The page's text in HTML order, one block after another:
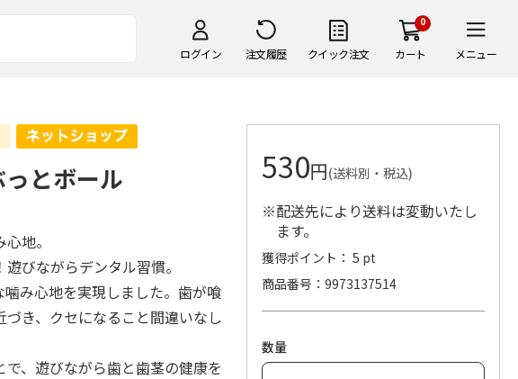
ログイン 注文履歴 クイック注文
0
カート メニュー
とボール
地。
びながらデンタル習慣。
み心地を実現しました。歯が喰
き、クセになること間違いなし
、遊びながら歯と歯茎の健康を
530円(送料別・税込)
※配送先により送料は変動いたし
ます。
獲得ポイント： 5 pt
商品番号
9973137514
数量